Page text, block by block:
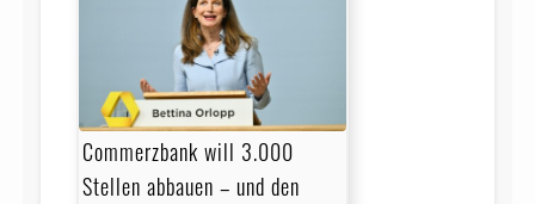
Commerzbank will 3.000
Stellen abbauen – und den